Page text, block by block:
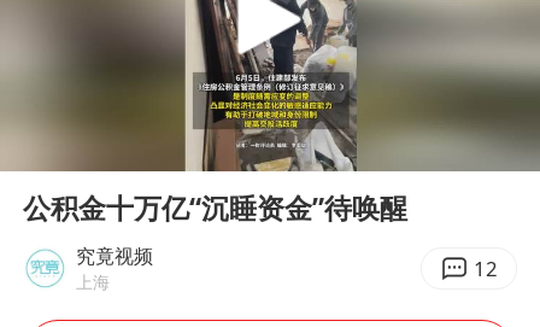
看守所辅警收受10万获刑1年
台风白海豚进入48小时警戒线
吉林一“温度计大楼”读数爆表
24小时不关空调 电费会更低吗
Play
00:10
公积金十万亿“沉睡资金”待唤醒
究竟视频
上海 12